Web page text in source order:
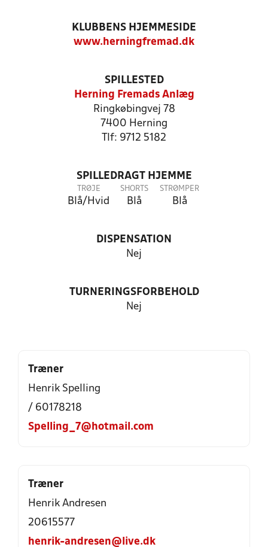
KLUBBENS HJEMMESIDE
www.herningfremad.dk
SPILLESTED
Herning Fremads Anlæg
Ringkøbingvej 78
7400 Herning
Tlf: 9712 5182
SPILLEDRAGT HJEMME
TRØJE
Blå/Hvid
SHORTS
Blå
STRØMPER
Blå
DISPENSATION
Nej
TURNERINGSFORBEHOLD
Nej
Træner
Henrik Spelling
/ 60178218
Spelling_7@hotmail.com
Træner
Henrik Andresen
20615577
henrik-andresen@live.dk